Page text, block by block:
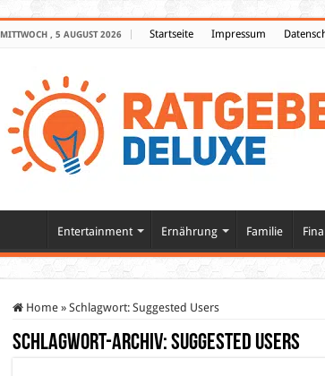
MITTWOCH , 5 AUGUST 2026 Startseite Impressum
Entertainment Ernährung Familie
Home » Schlagwort: Suggested Users
Schlagwort-Archiv:Suggested Users